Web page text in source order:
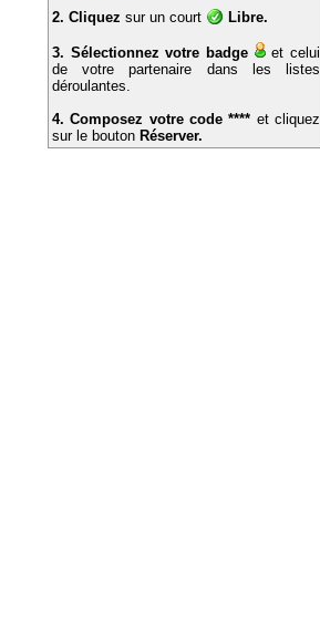
2. Cliquez sur un court Libre.
3. Sélectionnez votre badge
et celui
de votre partenaire dans les listes
déroulantes.
4. Composez votre code **** et cliquez
sur le bouton Réserver.